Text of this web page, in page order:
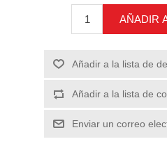
AÑADIR
Añadir a la lista de
Añadir a la lista de
Enviar un correo